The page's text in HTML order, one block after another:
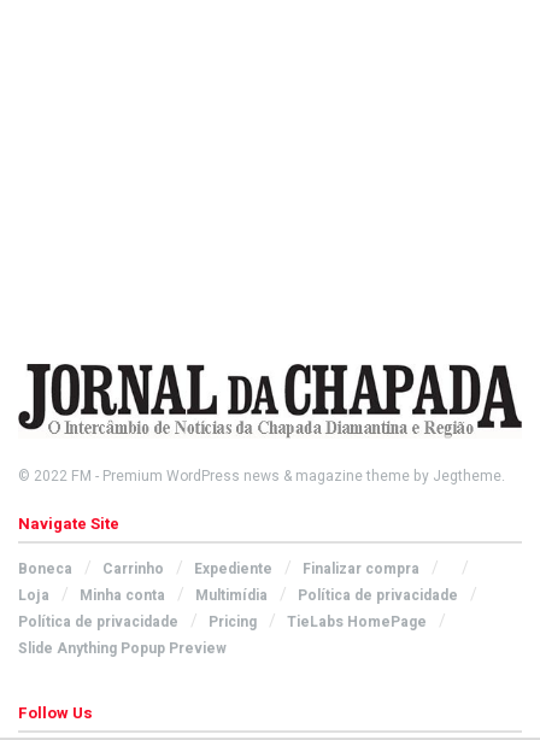
© 2022 FM - Premium WordPress news & magazine theme by Jegtheme.
Navigate Site
Boneca Carrinho Expediente
Finalizar compra
Loja
Minha conta Multimídia
Política de privacidade
Política de privacidade
Pricing
TieLabs HomePage
Slide Anything Popup Preview
Follow Us